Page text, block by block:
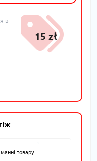
в
15 zł
товару